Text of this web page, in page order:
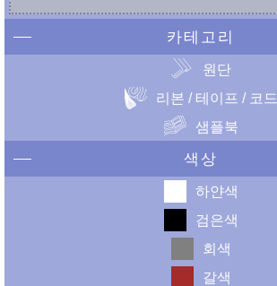
카테고리
원단
리본 / 테이프 / 코드
샘플북
색상
하얀색
검은색
회색
갈색